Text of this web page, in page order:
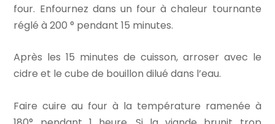
four. Enfournez dans un four à chaleur tournante
réglé à 200 ° pendant 15 minutes.
Après les 15 minutes de cuisson, arroser avec le
cidre et le cube de bouillon dilué dans l’eau.
Faire cuire au four à la température ramenée à